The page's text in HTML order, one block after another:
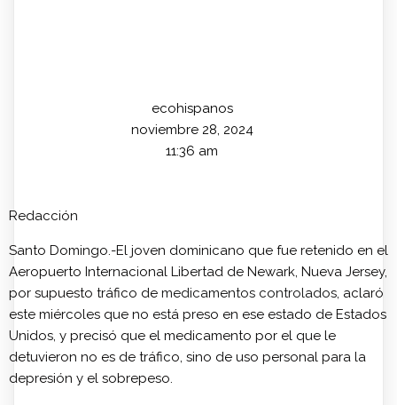
ecohispanos
noviembre 28, 2024
11:36 am
Redacción
Santo Domingo.-El joven dominicano que fue retenido en el
Aeropuerto Internacional Libertad de Newark, Nueva Jersey,
por supuesto tráfico de medicamentos controlados, aclaró
este miércoles que no está preso en ese estado de Estados
Unidos, y precisó que el medicamento por el que le
detuvieron no es de tráfico, sino de uso personal para la
depresión y el sobrepeso.